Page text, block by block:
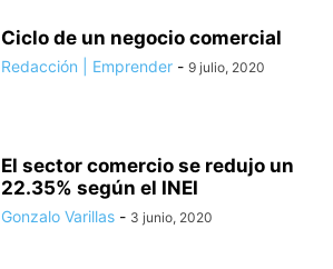
Ciclo de un negocio comercial
Redacción | Emprender - 9 julio, 2020
El sector comercio se redujo un
22.35% según el INEI
Gonzalo Varillas - 3 junio, 2020